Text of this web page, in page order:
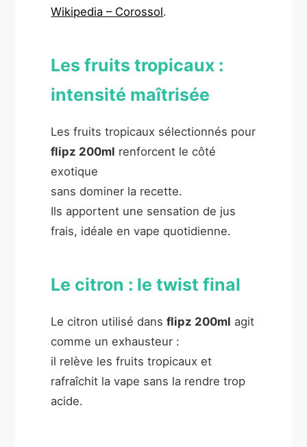
Wikipedia – Corossol.
Les fruits tropicaux :
intensité maîtrisée
Les fruits tropicaux sélectionnés pour
flipz 200ml renforcent le côté
exotique
sans dominer la recette.
Ils apportent une sensation de jus
frais, idéale en vape quotidienne.
Le citron : le twist final
Le citron utilisé dansflipz 200ml agit
comme un exhausteur :
il relève les fruits tropicaux et
rafraîchit la vape sans la rendre trop
acide.